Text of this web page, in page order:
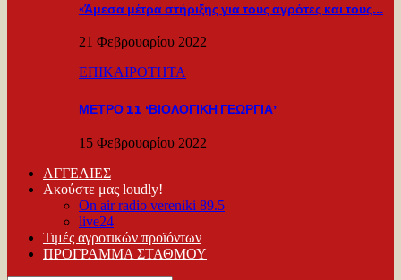
«Άμεσα μέτρα στήριξης για τους αγρότες και τους…
21 Φεβρουαρίου 2022
ΕΠΙΚΑΙΡΟΤΗΤΑ
ΜΕΤΡΟ 11 ‘ΒΙΟΛΟΓΙΚΗ ΓΕΩΡΓΙΑ’
15 Φεβρουαρίου 2022
ΑΓΓΕΛΙΕΣ
Ακούστε μας loudly!
On air radio vereniki 89.5
live24
Τιμές αγροτικών προϊόντων
ΠΡΟΓΡΑΜΜΑ ΣΤΑΘΜΟΥ